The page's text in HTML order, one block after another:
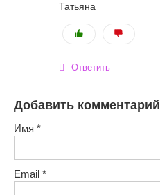
Татьяна
Ответить
Добавить комментарий
Имя *
Email *